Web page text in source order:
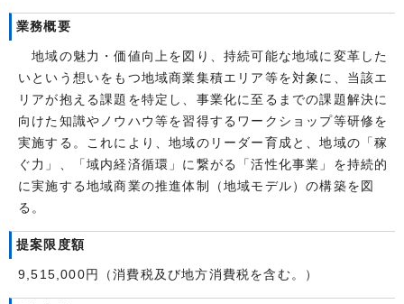
業務概要
地域の魅力・価値向上を図り、持続可能な地域に変革した
いという想いをもつ地域商業集積エリア等を対象に、当該エ
リアが抱える課題を特定し、事業化に至るまでの課題解決に
向けた知識やノウハウ等を習得するワークショップ等研修を
実施する。これにより、地域のリーダー育成と、地域の「稼
ぐ力」、「域内経済循環」に繋がる「活性化事業」を持続的
に実施する地域商業の推進体制（地域モデル）の構築を図
る。
提案限度額
9,515,000円（消費税及び地方消費税を含む。）